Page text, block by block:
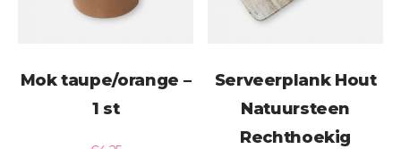
Mok taupe/orange –
1 st
Serveerplank Hout
Natuursteen
Rechthoekig